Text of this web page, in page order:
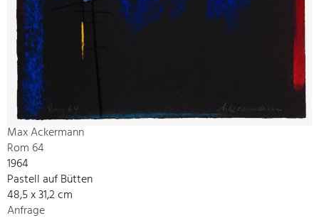
Max Ackermann
Rom 64
1964
Pastell auf Bütten
48,5 x 31,2 cm
Anfrage